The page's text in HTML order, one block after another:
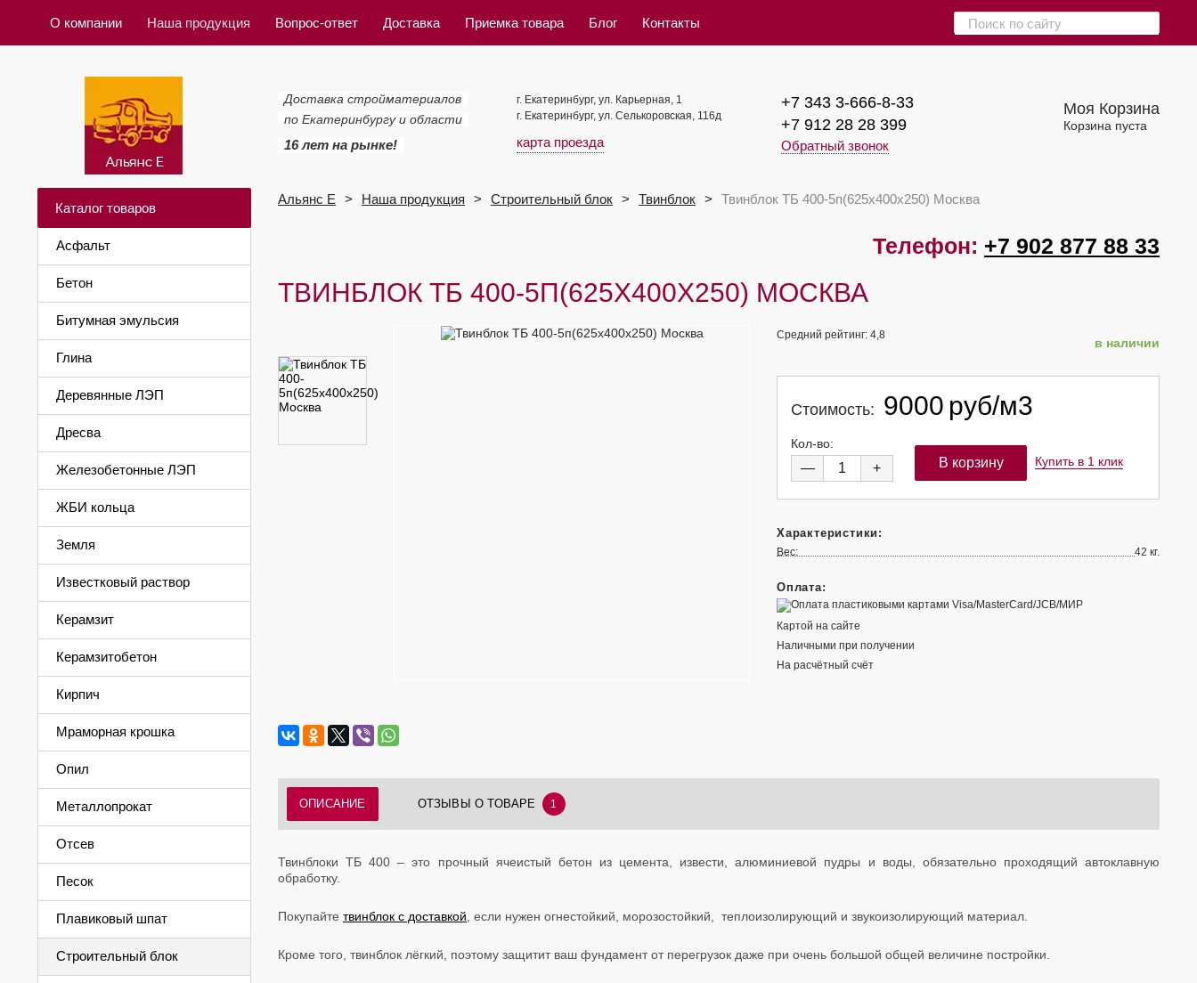
О компании Наша продукция Вопрос-ответ Доставка Приемка товара Блог Контакты
Доставка стройматериалов
по Екатеринбургу и области
16 лет на рынке!
г. Екатеринбург, ул. Карьерная, 1
г. Екатеринбург, ул. Селькоровская, 116д
карта проезда
+7 343 3-666-8-33
+7 912 28 28 399
Обратный звонок
Моя Корзина
Корзина пуста
Каталог товаров
Асфальт
Бетон
Битумная эмульсия
Глина
Деревянные ЛЭП
Дресва
Железобетонные ЛЭП
ЖБИ кольца
Земля
Известковый раствор
Керамзит
Керамзитобетон
Кирпич
Мраморная крошка
Опил
Металлопрокат
Отсев
Песок
Плавиковый шпат
Строительный блок
Альянс Е Наша продукция Строительный блок Твинблок Твинблок ТБ 400-5п(625х400х250) Москва
Телефон: +7 902 877 88 33
ТВИНБЛОК ТБ 400-5П(625Х400Х250) МОСКВА
Средний рейтинг: 4,8
в наличии
Стоимость: 9000 руб/м3
Кол-во:
— + Купить в 1 клик
Характеристики:
Вес: 42 кг.
Оплата:
Картой на сайте
Наличными при получении
На расчётный счёт
ОПИСАНИЕ ОТЗЫВЫ О ТОВАРЕ 1
Твинблоки ТБ 400 – это прочный ячеистый бетон из цемента, извести, алюминиевой пудры и воды, обязательно проходящий автоклавную
обработку.
Покупайте твинблок с доставкой , если нужен огнестойкий, морозостойкий, теплоизолирующий и звукоизолирующий материал.
Кроме того, твинблок лёгкий, поэтому защитит ваш фундамент от перегрузок даже при очень большой общей величине постройки.